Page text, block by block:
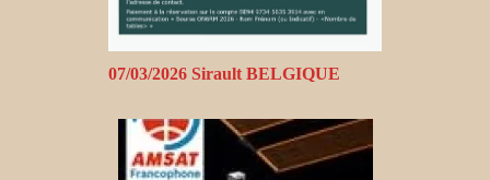
07/03/2026 Sirault BELGIQUE